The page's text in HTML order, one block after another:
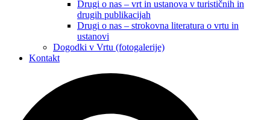
Drugi o nas – vrt in ustanova v turističnih in
drugih publikacijah
Drugi o nas – strokovna literatura o vrtu in
ustanovi
Dogodki v Vrtu (fotogalerije)
Kontakt